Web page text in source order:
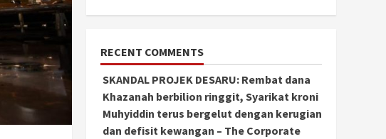
RECENT COMMENTS
SKANDAL PROJEK DESARU: Rembat dana
Khazanah berbilion ringgit, Syarikat kroni
Muhyiddin terus bergelut dengan kerugian
dan defisit kewangan – The Corporate